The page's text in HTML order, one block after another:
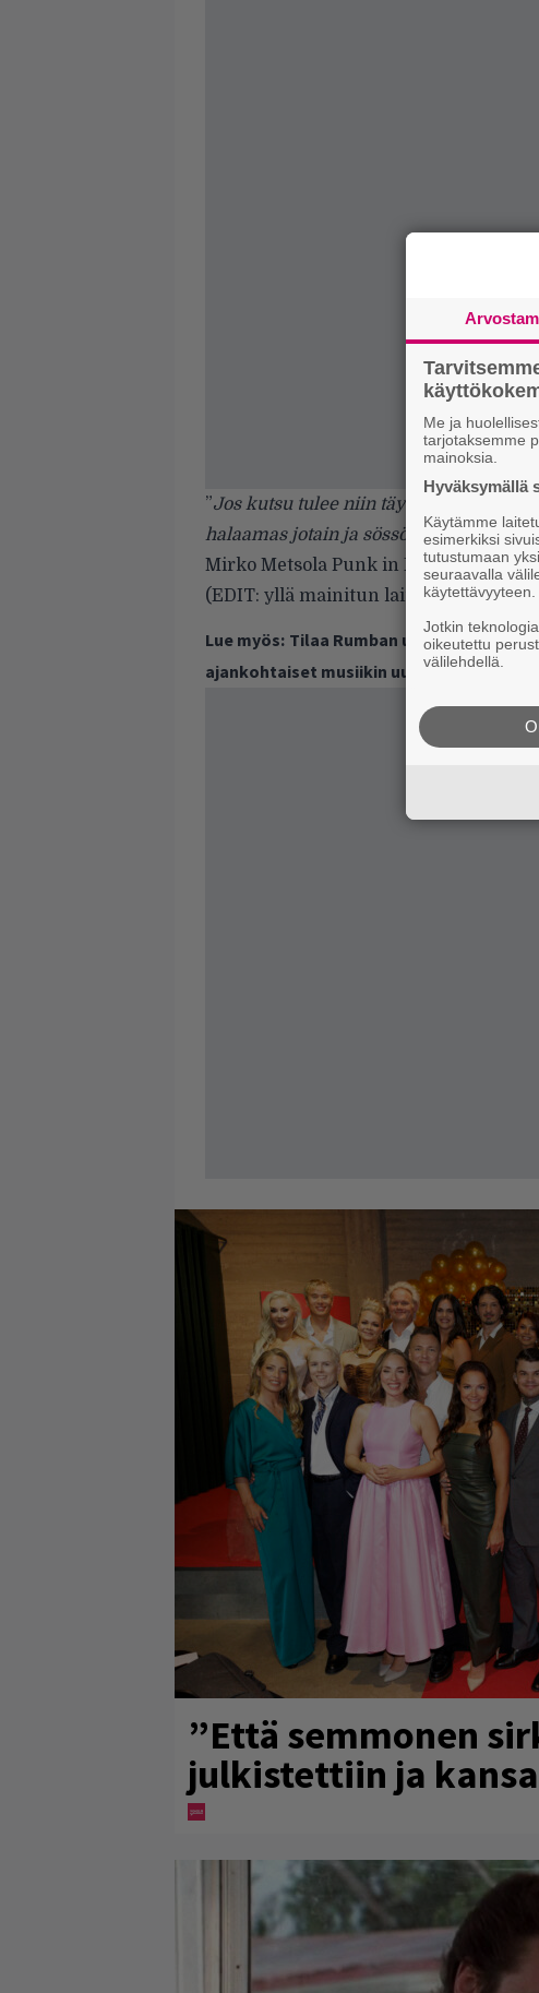
”Jos kutsu tulee niin täytyy käydä
halaamas jotain ja sössöttämäs jotain
Mirko Metsola Punk in Finlandin
(EDIT: yllä mainitun lainauksen sanoi
Lue myös: Tilaa Rumban uutiskirje ja
ajankohtaiset musiikin uutiset ja
”Että semmonen
julkistettiin ja
Me ja
tarjotaksemme
mainoksia.
Hyväksymällä
Käytämme
esimerkiksi
tutustumaan
seuraavalla
käytettävyyteen.
Jotkin
oikeutettu
välilehdellä.